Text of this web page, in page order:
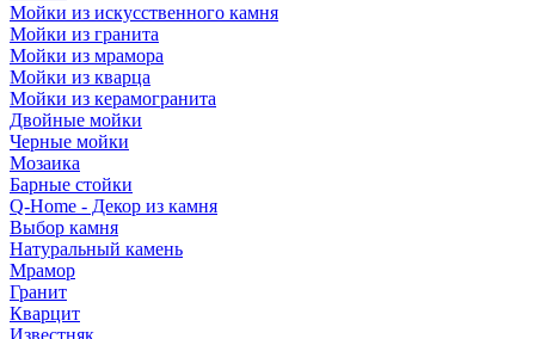
Мойки из искусственного камня
Мойки из гранита
Мойки из мрамора
Мойки из кварца
Мойки из керамогранита
Двойные мойки
Черные мойки
Мозаика
Барные стойки
Q-Home - Декор из камня
Выбор камня
Натуральный камень
Мрамор
Гранит
Кварцит
Известняк